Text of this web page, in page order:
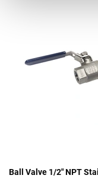
Ball Valve 1/2" NPT